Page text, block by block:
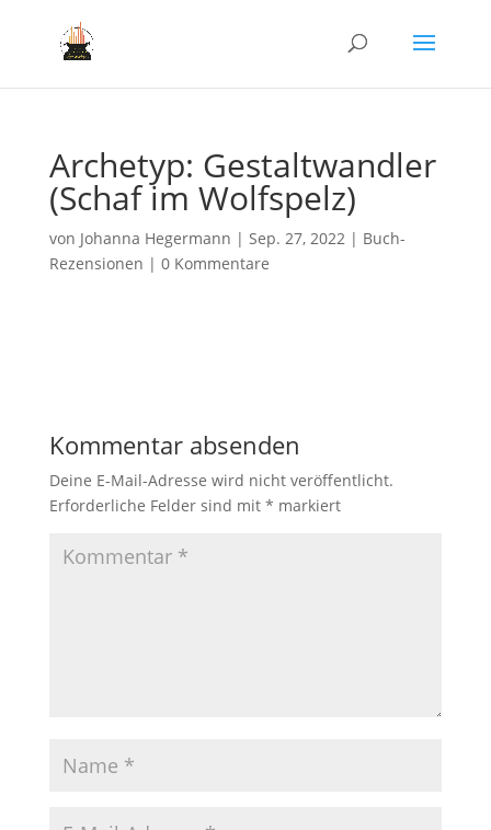
Archetyp: Gestaltwandler
(Schaf im Wolfspelz)
von Johanna Hegermann | Sep. 27, 2022| Buch-
Rezensionen | 0 Kommentare
Kommentar absenden
Deine E-Mail-Adresse wird nicht veröffentlicht.
Erforderliche Felder sind mit * markiert